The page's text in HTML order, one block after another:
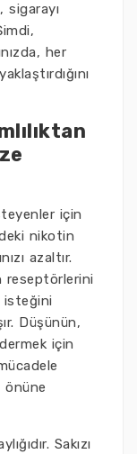
sigarayı
her
için
nikotin
azaltır.
reseptörlerini
isteğini
Düşünün,
için
önüne
Sakızı